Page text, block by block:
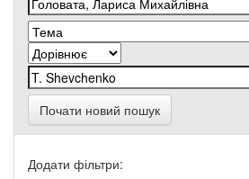
Почати новий пошук
Додати фільтри: